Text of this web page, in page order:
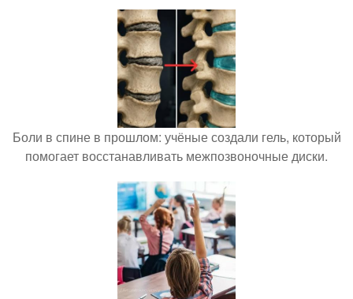
Боли в спине в прошлом: учёные создали гель, который
помогает восстанавливать межпозвоночные диски.